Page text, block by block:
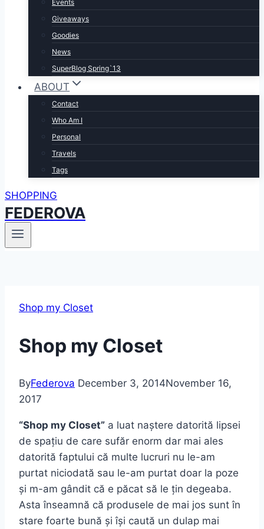
Events
Giveaways
Goodies
News
SuperBlog Spring`13
ABOUT
Contact
Who Am I
Personal
Travels
Tags
SHOPPING
FEDEROVA
Shop my Closet
Shop my Closet
ByFederova December 3, 2014November 16,
2017
“Shop my Closet” a luat naștere datorită lipsei
de spațiu de care sufăr enorm dar mai ales
datorită faptului că multe lucruri nu le-am
purtat niciodată sau le-am purtat doar la poze
și m-am gândit că e păcat să le țin degeaba.
Asta înseamnă că produsele de mai jos sunt în
stare foarte bună și își caută un dulap mai